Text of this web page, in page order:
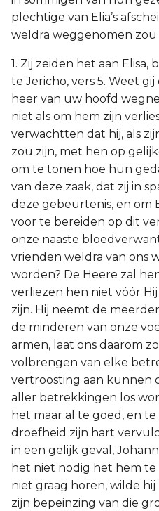
plechtige van Elia’s
weldra weggenomen zou
1. Zij zeiden het aan Elisa,
te Jericho, vers 5. Weet
heer van uw hoofd
niet als om hem zijn
verwachtten dat hij, als
zou zijn, met hen op
om te tonen hoe hun
van deze zaak, dat zij in
deze gebeurtenis, en om
voor te bereiden op dit
onze naaste
vrienden weldra van ons
worden? De Heere zal
verliezen hen niet vóór
zijn. Hij neemt de
de minderen van onze
armen, laat ons daarom
volbrengen van elke
vertroosting aan kunnen
aller betrekkingen los
het maar al te goed, en
droefheid zijn hart
in een gelijk geval,
het niet nodig het hem
niet graag horen, wilde
zijn bepeinzing van die